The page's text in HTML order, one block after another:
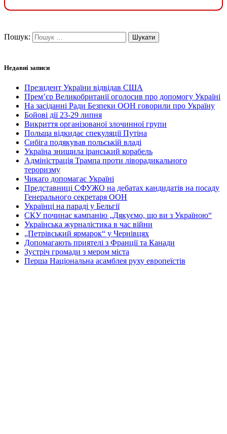
Пошук:
Недавні записи
Президент України відвідав США
Прем’єр Великобританії оголосив про допомогу Україні
На засіданні Ради Безпеки ООН говорили про Україну
Бойові дії 23-29 липня
Викриття організованої злочинної групи
Польща відкидає спекуляції Путіна
Сибіга подякував польській владі
Україна знищила іранський корабель
Адміністрація Трампа проти ліворадикального
тероризму
Чикаґо допомагає Україні
Представниці СФУЖО на дебатах кандидатів на посаду
Генерального секретаря ООН
Українці на параді у Бельгії
СКУ починає кампанію „Дякуємо, що ви з Україною“
Українська журналістика в час війни
„Петрівський ярмарок“ у Чернівцях
Допомагають приятелі з Франції та Канади
Зустріч громади з мером міста
Перша Національна асамблея руху европеїстів